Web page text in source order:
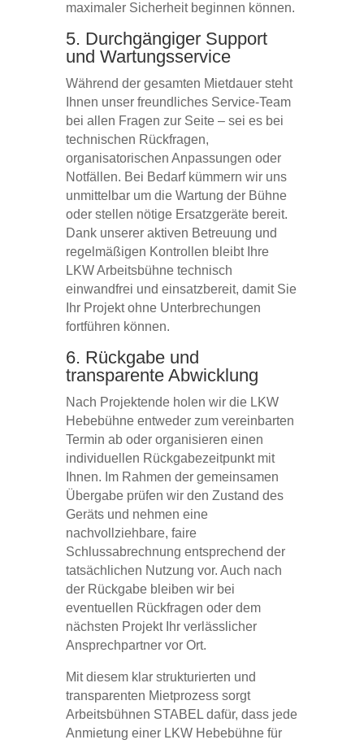
maximaler Sicherheit beginnen können.
5. Durchgängiger Support
und Wartungsservice
Während der gesamten Mietdauer steht
Ihnen unser freundliches Service-Team
bei allen Fragen zur Seite – sei es bei
technischen Rückfragen,
organisatorischen Anpassungen oder
Notfällen. Bei Bedarf kümmern wir uns
unmittelbar um die Wartung der Bühne
oder stellen nötige Ersatzgeräte bereit.
Dank unserer aktiven Betreuung und
regelmäßigen Kontrollen bleibt Ihre
LKW Arbeitsbühne technisch
einwandfrei und einsatzbereit, damit Sie
Ihr Projekt ohne Unterbrechungen
fortführen können.
6. Rückgabe und
transparente Abwicklung
Nach Projektende holen wir die LKW
Hebebühne entweder zum vereinbarten
Termin ab oder organisieren einen
individuellen Rückgabezeitpunkt mit
Ihnen. Im Rahmen der gemeinsamen
Übergabe prüfen wir den Zustand des
Geräts und nehmen eine
nachvollziehbare, faire
Schlussabrechnung entsprechend der
tatsächlichen Nutzung vor. Auch nach
der Rückgabe bleiben wir bei
eventuellen Rückfragen oder dem
nächsten Projekt Ihr verlässlicher
Ansprechpartner vor Ort.
Mit diesem klar strukturierten und
transparenten Mietprozess sorgt
Arbeitsbühnen STABEL dafür, dass jede
Anmietung einer LKW Hebebühne für